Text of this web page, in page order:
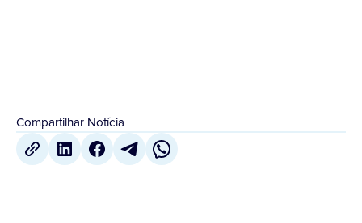
Compartilhar Notícia